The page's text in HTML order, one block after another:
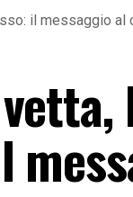
il messaggio al